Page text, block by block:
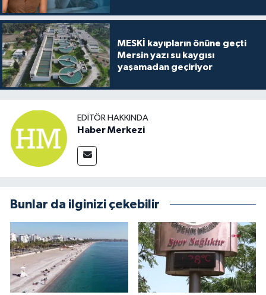
MESKİ kayıpların önüne geçti
Mersin yazı su kaygısı
yaşamadan geçiriyor
EDITÖR HAKKINDA
Haber Merkezi
Bunlar da ilginizi çekebilir